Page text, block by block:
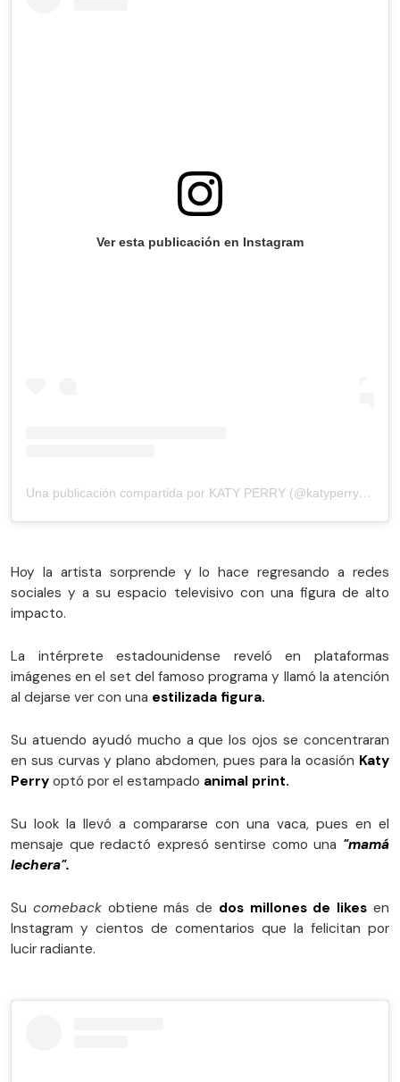
Ver esta publicación en Instagram
Una publicación compartida por KATY PERRY (@katyperry)el
Hoy la artista sorprende y lo hace regresando a redes
sociales y a su espacio televisivo con una figura de alto
impacto.
La intérprete estadounidense reveló en plataformas
imágenes en el set del famoso programa y llamó la atención
al dejarse ver con una estilizada figura.
Su atuendo ayudó mucho a que los ojos se concentraran
en sus curvas y plano abdomen, pues para la ocasión Katy
Perry optó por el estampado animal print.
Su look la llevó a compararse con una vaca, pues en el
mensaje que redactó expresó sentirse como una "mamá
lechera".
Su comeback obtiene más de dos millones de likesen
Instagram y cientos de comentarios que la felicitan por
lucir radiante.